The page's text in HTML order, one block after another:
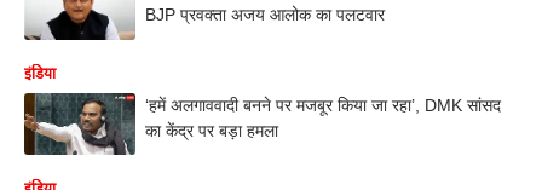
BJP प्रवक्ता अजय आलोक का पलटवार
इंडिया
‘हमें अलगाववादी बनने पर मजबूर किया जा रहा’, DMK सांसद
का केंद्र पर बड़ा हमला